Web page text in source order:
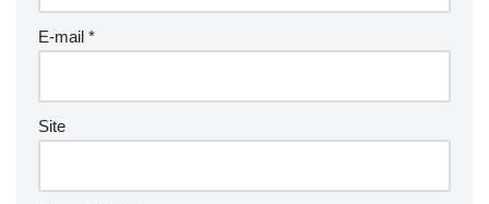
E-mail *
Site